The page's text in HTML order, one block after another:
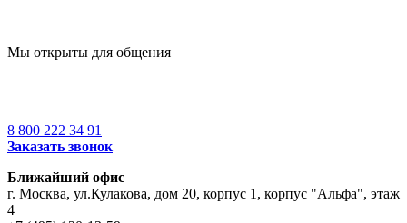
Мы открыты для общения
8 800 222 34 91
Заказать звонок
Ближайший офис
г. Москва, ул.Кулакова, дом 20, корпус 1, корпус "Альфа", этаж
4